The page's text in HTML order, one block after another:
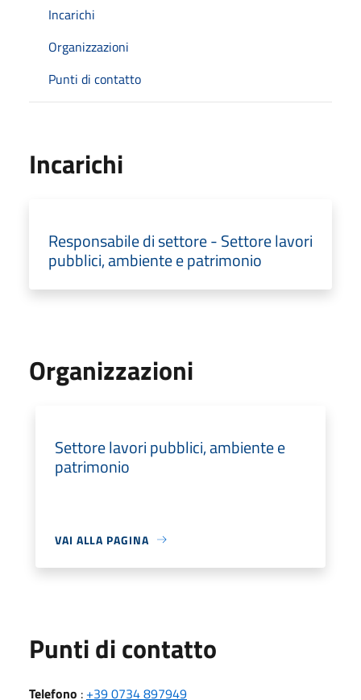
Incarichi
Organizzazioni
Punti di contatto
Incarichi
Responsabile di settore - Settore lavori
pubblici, ambiente e patrimonio
Organizzazioni
Settore lavori pubblici, ambiente e
patrimonio
VAI ALLA PAGINA
Punti di contatto
Telefono : +39 0734 897949